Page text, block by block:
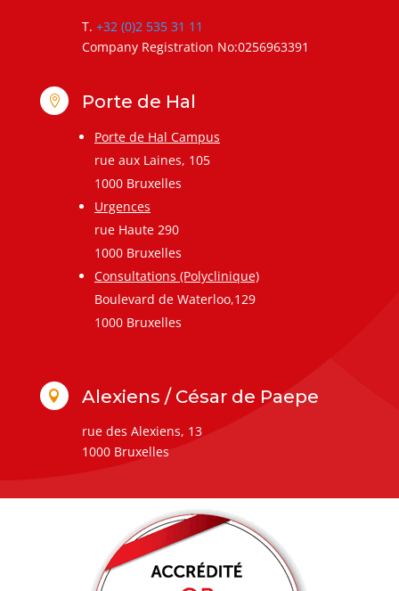
T. +32 (0)2 535 31 11
Company Registration No:0256963391
 Porte de Hal
Porte de Hal Campus
rue aux Laines, 105
1000 Bruxelles
Urgences
rue Haute 290
1000 Bruxelles
Consultations (Polyclinique)
Boulevard de Waterloo,129
1000 Bruxelles
 Alexiens / César de Paepe
rue des Alexiens, 13
1000 Bruxelles